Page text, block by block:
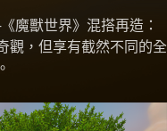
魔獸世界》混搭再造：
觀，但享有截然不同的全